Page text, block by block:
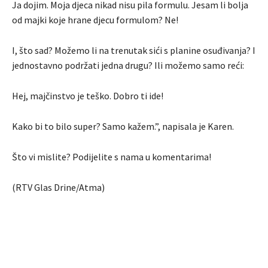
Ja dojim. Moja djeca nikad nisu pila formulu. Jesam li bolja
od majki koje hrane djecu formulom? Ne!
I, što sad? Možemo li na trenutak sići s planine osuđivanja? I
jednostavno podržati jedna drugu? Ili možemo samo reći:
Hej, majčinstvo je teško. Dobro ti ide!
Kako bi to bilo super? Samo kažem.”, napisala je Karen.
Što vi mislite? Podijelite s nama u komentarima!
(RTV Glas Drine/Atma)